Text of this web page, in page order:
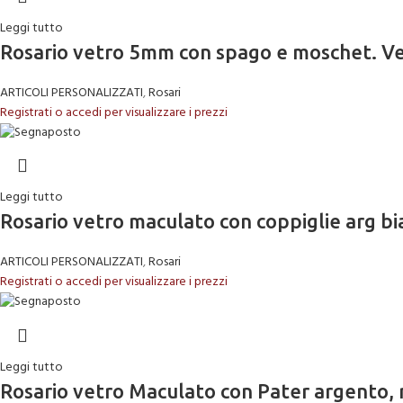
Leggi tutto
Rosario vetro 5mm con spago e moschet.
ARTICOLI PERSONALIZZATI,Rosari
Registrati o accedi per visualizzare i prezzi
Leggi tutto
Rosario vetro maculato con coppiglie arg
ARTICOLI PERSONALIZZATI,Rosari
Registrati o accedi per visualizzare i prezzi
Leggi tutto
Rosario vetro Maculato con Pater argento,